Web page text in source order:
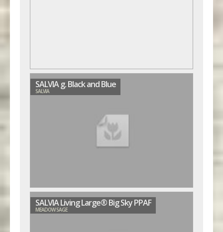
SALVIA g. Black and Blue
SALVIA
SALVIA Living Large® Big Sky PPAF
MEADOW SAGE